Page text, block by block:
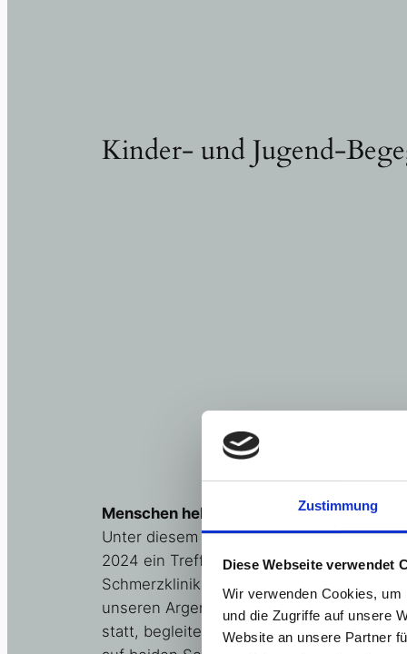
Zustimmung
Diese Webseite verwendet
Wir verwenden Cookies,
und die Zugriffe auf unsere
Website an unsere Partner
Kinder- und Jugend-
Menschen helfen Tieren – Tiere helfen
Unter diesem Motto fand nach langer
2024 ein Treffen zwischen den Patienten
Schmerzklinik der Oberschwaben Klinik
unseren Argenhof-Erlebnis-Hunden Malin
statt, begleitet von Carmen und Renata.